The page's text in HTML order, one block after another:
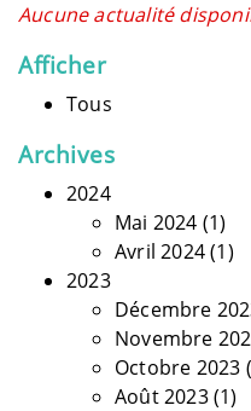
Aucune actualité
Afficher
Tous
Archives
2024
Mai 2024 (1)
Avril 2024(1)
2023
Décembre
Novembre
Octobre 2023
Août 2023(1)